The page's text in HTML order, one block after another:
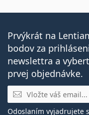
Prvýkrát na
bodov za
newslettra a
prvej objednávke.
E-mail
Odoslaním vyjadrujete